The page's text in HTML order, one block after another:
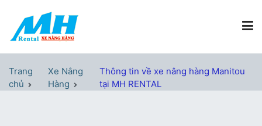
nội
Xe Nâng Hàng MH Rental
Trang
chủ
Xe Nâng
Hàng
Thông tin về xe nâng hàng Manitou
tại MH RENTAL